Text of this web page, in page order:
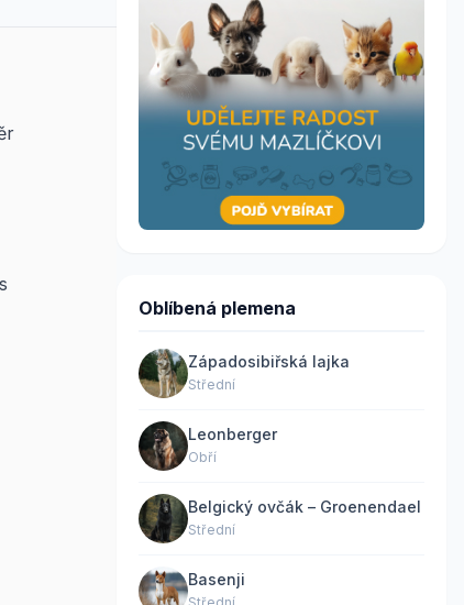
Oblíbená plemena
Západosibiřská lajka
Střední
Leonberger
Obří
Belgický ovčák – Groenendael
Střední
Basenji